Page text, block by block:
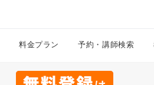
料金プラン 予約・講師検索